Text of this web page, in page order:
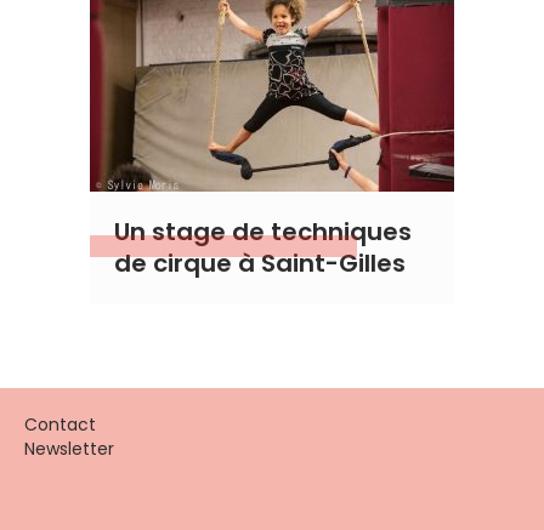
Un stage de techniques
de cirque à Saint-Gilles
Contact
Newsletter